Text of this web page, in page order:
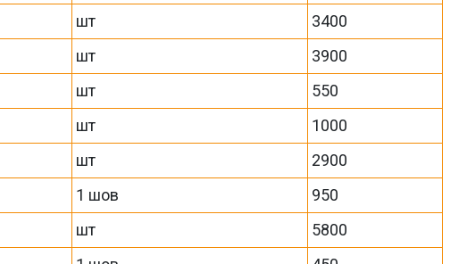
шт
3400
шт
3900
шт
550
шт
1000
шт
2900
1 шов
950
шт
5800